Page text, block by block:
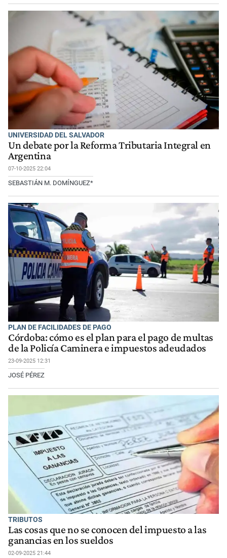
UNIVERSIDAD DEL SALVADOR
Un debate por la Reforma Tributaria Integral en
Argentina
07-10-2025 22:04
SEBASTIÁN M. DOMÍNGUEZ*
PLAN DE FACILIDADES DE PAGO
Córdoba: cómo es el plan para el pago de multas
de la Policía Caminera e impuestos adeudados
23-09-2025 12:31
JOSÉ PÉREZ
TRIBUTOS
Las cosas que no se conocen del impuesto a las
ganancias en los sueldos
02-09-2025 21:44